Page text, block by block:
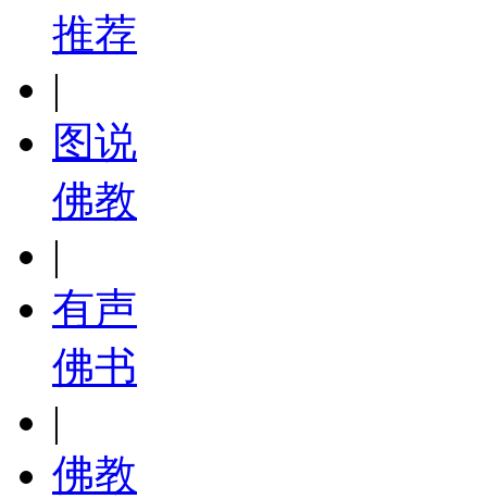
推荐
|
图说
佛教
|
有声
佛书
|
佛教